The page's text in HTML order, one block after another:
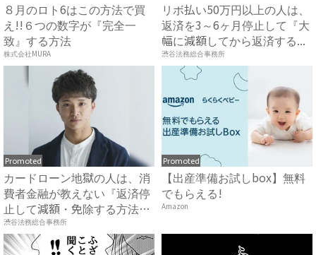
８月のロト6はこの方法で買
え!!６つの数字が『完全一
致』する方法
株式会社MURA
リボ払い50万円以上の人は、
返済を3～6ヶ月停止して『大
幅に減額してから返済する...
渋谷法務総合事務所
Promoted
カードローン地獄の人は、消
費者金融が教えない『返済停
止して減額・免除する方法』
で...
渋谷法務総合事務所
Promoted
【出産準備お試しbox】無料
でもらえる!
Amazon